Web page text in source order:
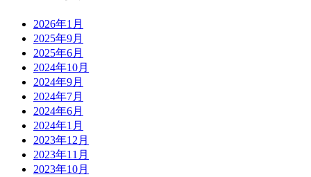
2026年1月
2025年9月
2025年6月
2024年10月
2024年9月
2024年7月
2024年6月
2024年1月
2023年12月
2023年11月
2023年10月